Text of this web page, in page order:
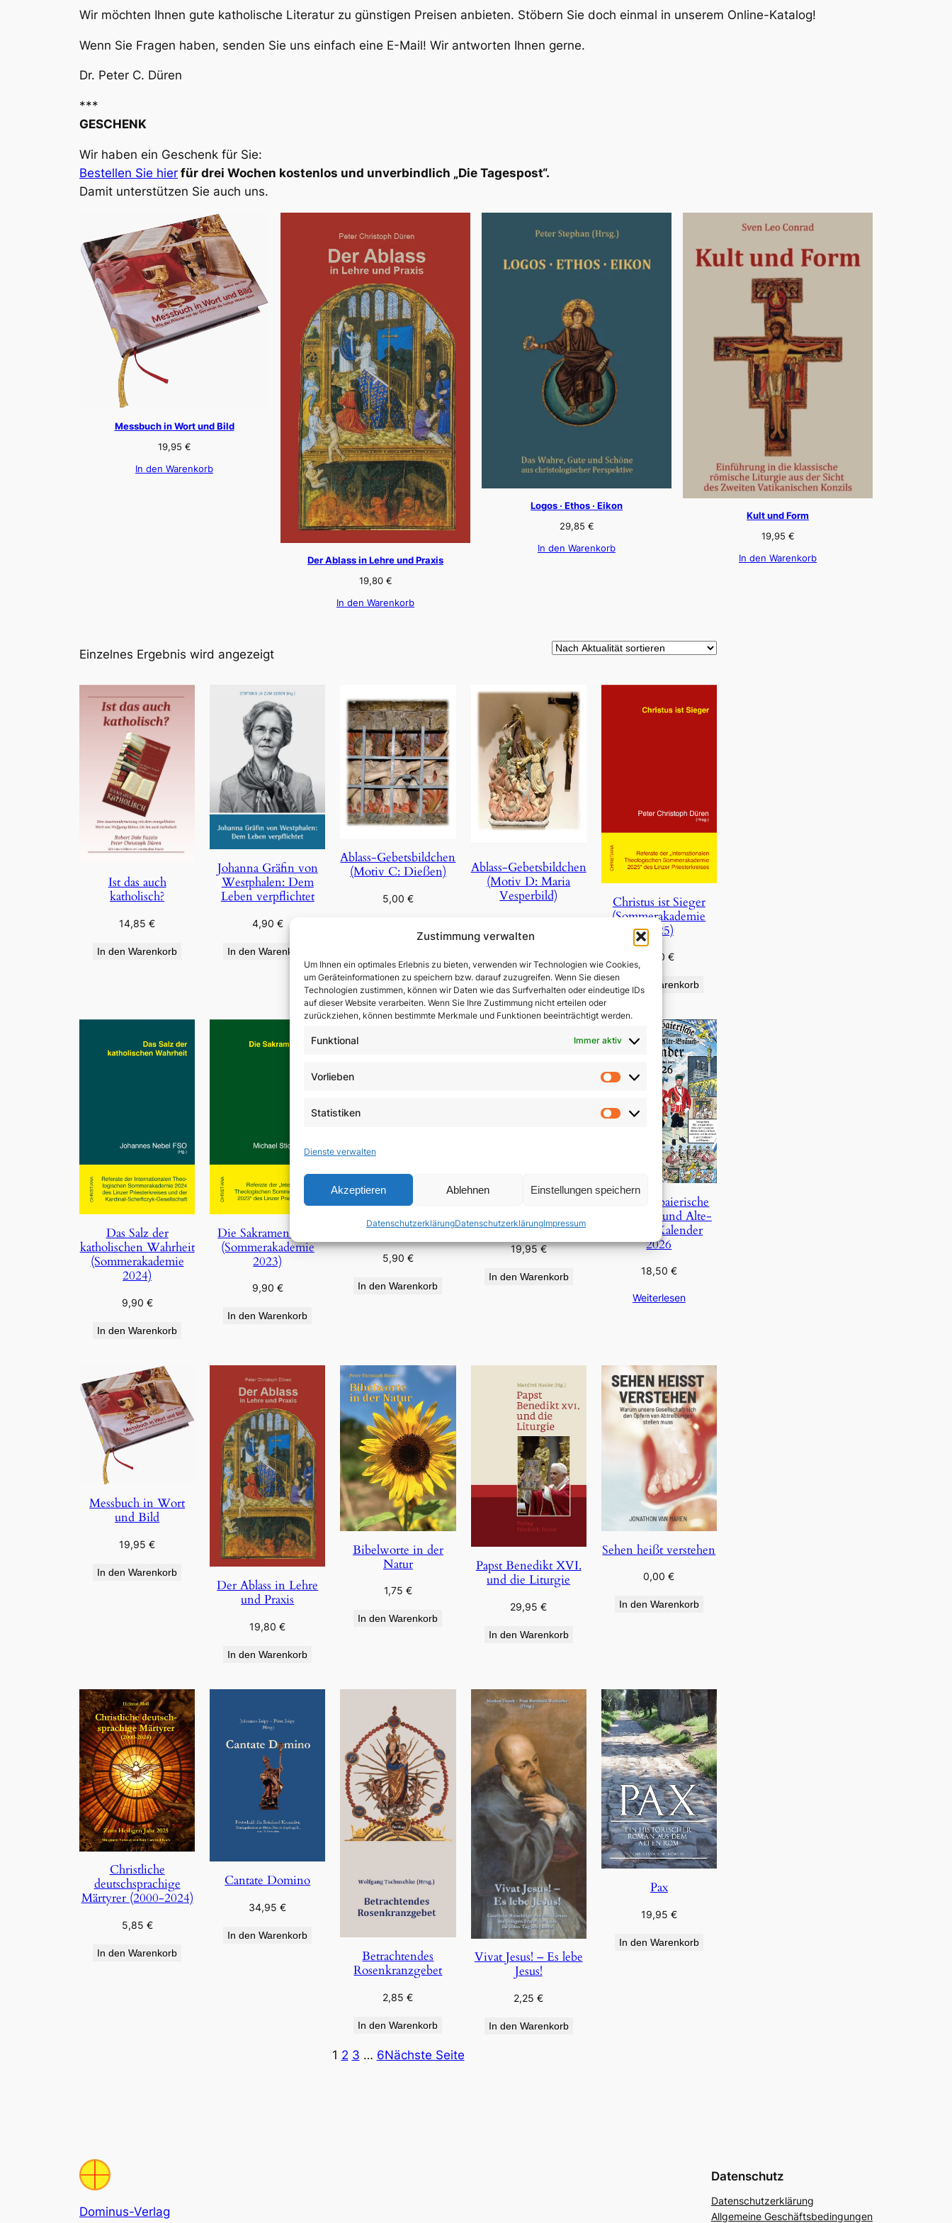
Zustimmung verwalten
Um Ihnen ein optimales Erlebnis zu bieten, verwenden wir Technologien wie Cookies,
um Geräteinformationen zu speichern bzw. darauf zuzugreifen. Wenn Sie diesen
Technologien zustimmen, können wir Daten wie das Surfverhalten oder eindeutige IDs
auf dieser Website verarbeiten. Wenn Sie Ihre Zustimmung nicht erteilen oder
zurückziehen, können bestimmte Merkmale und Funktionen beeinträchtigt werden.
Funktional Immer aktiv
Vorlieben
Vorlieben
Statistiken
Statistiken
Dienste verwalten
Akzeptieren Ablehnen Einstellungen speichern
DatenschutzerklärungDatenschutzerklärungImpressum
Wir möchten Ihnen gute katholische Literatur zu günstigen Preisen anbieten. Stöbern Sie doch einmal in unserem Online-Katalog!
Wenn Sie Fragen haben, senden Sie uns einfach eine E-Mail! Wir antworten Ihnen gerne.
Dr. Peter C. Düren
***
GESCHENK
Wir haben ein Geschenk für Sie:
Bestellen Sie hier für drei Wochen kostenlos und unverbindlich „Die Tagespost“.
Damit unterstützen Sie auch uns.
Messbuch in Wort und Bild
19,95 €
In den Warenkorb
Der Ablass in Lehre und Praxis
19,80 €
In den Warenkorb
Logos · Ethos · Eikon
29,85 €
In den Warenkorb
Kult und Form
19,95 €
In den Warenkorb
Einzelnes Ergebnis wird angezeigt
Ist das auch
katholisch?
14,85€
In den Warenkorb
Johanna Gräfin von
Westphalen: Dem
Leben verpflichtet
4,90 €
In den Warenkorb
Ablass-Gebetsbildchen
(Motiv C: Dießen)
5,00 €
Ablass-Gebetsbildchen
(Motiv D: Maria
Vesperbild)
Christus ist Sieger
(Sommerakademie
2025)
9,90€
In den Warenkorb
Das Salz der
katholischen Wahrheit
(Sommerakademie
2024)
9,90 €
In den Warenkorb
Die Sakramentalien
(Sommerakademie
2023)
9,90 €
In den Warenkorb
Das Evangelium
anders verkünden
5,90 €
In den Warenkorb
Himmel und Erde
19,95€
In den Warenkorb
Der Oberbaierische
Fest-Täg- und Alte-
Bräuch-Kalender
2026
18,50 €
Weiterlesen
Messbuch in Wort
und Bild
19,95€
In den Warenkorb
Der Ablass in Lehre
und Praxis
19,80€
In den Warenkorb
Bibelworte in der
Natur
1,75 €
In den Warenkorb
Papst Benedikt XVI.
und die Liturgie
29,95€
In den Warenkorb
Sehen heißt verstehen
0,00€
In den Warenkorb
Christliche
deutschsprachige
Märtyrer (2000-2024)
5,85 €
In den Warenkorb
Cantate Domino
34,95€
In den Warenkorb
Betrachtendes
Rosenkranzgebet
2,85€
In den Warenkorb
Vivat Jesus! – Es lebe
Jesus!
2,25€
In den Warenkorb
Pax
19,95 €
In den Warenkorb
1 2 3 … 6Nächste Seite
Dominus-Verlag
Datenschutz
Datenschutzerklärung
Allgemeine Geschäftsbedingungen